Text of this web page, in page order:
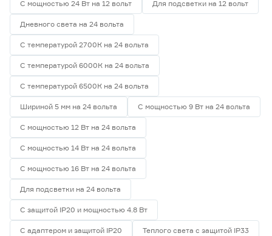
С мощностью 24 Вт на 12 вольт Для подсветки на 12 вольт
Дневного света на 24 вольта
С температурой 2700К на 24 вольта
С температурой 6000К на 24 вольта
С температурой 6500К на 24 вольта
Шириной 5 мм на 24 вольта С мощностью 9 Вт на 24 вольта
С мощностью 12 Вт на 24 вольта
С мощностью 14 Вт на 24 вольта
С мощностью 16 Вт на 24 вольта
Для подсветки на 24 вольта
С защитой IP20 и мощностью 4.8 Вт
С адаптером и защитой IP20 Теплого света с защитой IP33